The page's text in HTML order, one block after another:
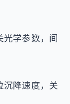
学参数，间
沉降速度，关